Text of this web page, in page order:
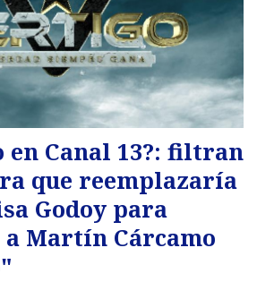
en Canal 13?: filtran
que reemplazaría
Godoy para
Martín Cárcamo